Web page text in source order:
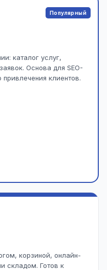
Популярный
каталог услуг,
Основа для SEO-
клиентов.
корзиной, онлайн-
складом. Готов к